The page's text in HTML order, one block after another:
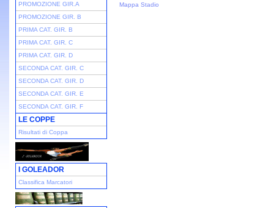
PROMOZIONE GIR.A
PROMOZIONE GIR. B
PRIMA CAT. GIR. B
PRIMA CAT. GIR. C
PRIMA CAT. GIR. D
SECONDA CAT. GIR. C
SECONDA CAT. GIR. D
SECONDA CAT. GIR. E
SECONDA CAT. GIR. F
LE COPPE
Risultati di Coppa
I GOLEADOR
Classifica Marcatori
Mappa Stadio